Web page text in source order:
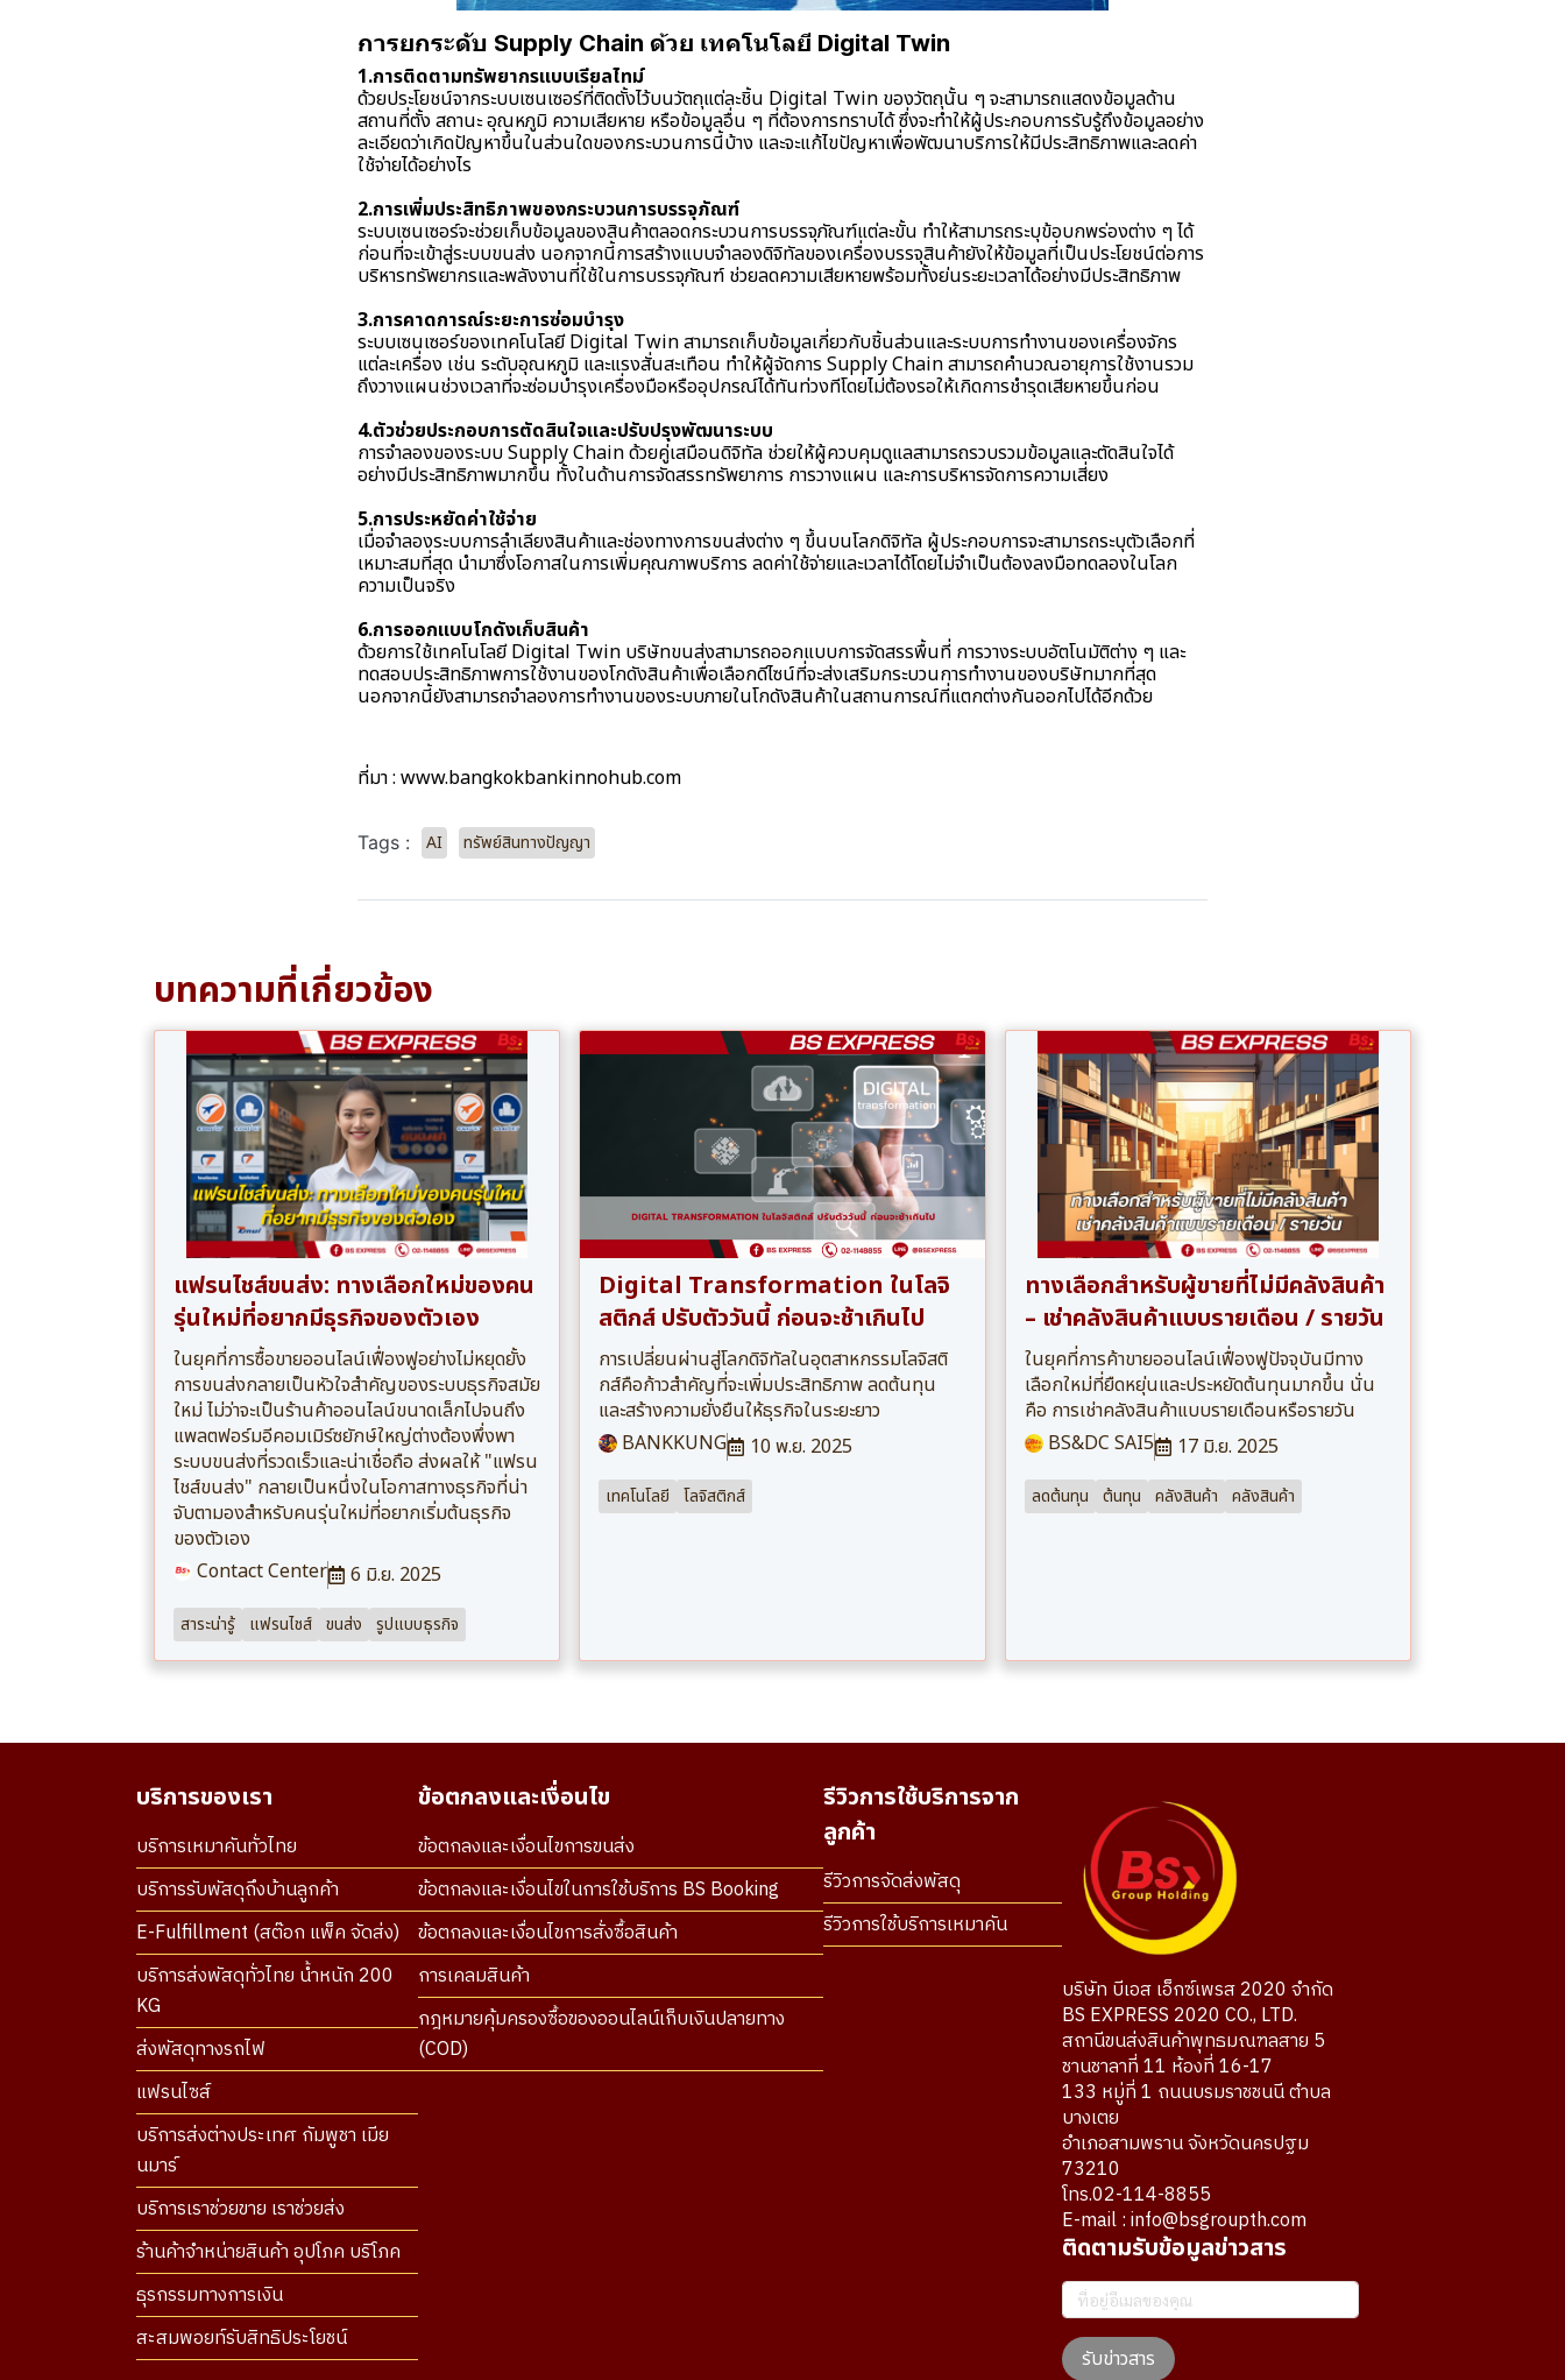
การยกระดับ Supply Chain ด้วย เทคโนโลยี Digital Twin
1.การติดตามทรัพยากรแบบเรียลไทม์
ด้วยประโยชน์จากระบบเซนเซอร์ที่ติดตั้งไว้บนวัตถุแต่ละชิ้น Digital Twin ของวัตถุนั้น ๆ จะสามารถแสดงข้อมูลด้าน
สถานที่ตั้ง สถานะ อุณหภูมิ ความเสียหาย หรือข้อมูลอื่น ๆ ที่ต้องการทราบได้ ซึ่งจะทำให้ผู้ประกอบการรับรู้ถึงข้อมูลอย่าง
ละเอียดว่าเกิดปัญหาขึ้นในส่วนใดของกระบวนการนี้บ้าง และจะแก้ไขปัญหาเพื่อพัฒนาบริการให้มีประสิทธิภาพและลดค่า
ใช้จ่ายได้อย่างไร
2.การเพิ่มประสิทธิภาพของกระบวนการบรรจุภัณฑ์
ระบบเซนเซอร์จะช่วยเก็บข้อมูลของสินค้าตลอดกระบวนการบรรจุภัณฑ์แต่ละขั้น ทำให้สามารถระบุข้อบกพร่องต่าง ๆ ได้
ก่อนที่จะเข้าสู่ระบบขนส่ง นอกจากนี้การสร้างแบบจำลองดิจิทัลของเครื่องบรรจุสินค้ายังให้ข้อมูลที่เป็นประโยชน์ต่อการ
บริหารทรัพยากรและพลังงานที่ใช้ในการบรรจุภัณฑ์ ช่วยลดความเสียหายพร้อมทั้งย่นระยะเวลาได้อย่างมีประสิทธิภาพ
3.การคาดการณ์ระยะการซ่อมบำรุง
ระบบเซนเซอร์ของเทคโนโลยี Digital Twin สามารถเก็บข้อมูลเกี่ยวกับชิ้นส่วนและระบบการทำงานของเครื่องจักร
แต่ละเครื่อง เช่น ระดับอุณหภูมิ และแรงสั่นสะเทือน ทำให้ผู้จัดการ Supply Chain สามารถคำนวณอายุการใช้งานรวม
ถึงวางแผนช่วงเวลาที่จะซ่อมบำรุงเครื่องมือหรืออุปกรณ์ได้ทันท่วงทีโดยไม่ต้องรอให้เกิดการชำรุดเสียหายขึ้นก่อน
4.ตัวช่วยประกอบการตัดสินใจและปรับปรุงพัฒนาระบบ
การจำลองของระบบ Supply Chain ด้วยคู่เสมือนดิจิทัล ช่วยให้ผู้ควบคุมดูแลสามารถรวบรวมข้อมูลและตัดสินใจได้
อย่างมีประสิทธิภาพมากขึ้น ทั้งในด้านการจัดสรรทรัพยาการ การวางแผน และการบริหารจัดการความเสี่ยง
5.การประหยัดค่าใช้จ่าย
เมื่อจำลองระบบการลำเลียงสินค้าและช่องทางการขนส่งต่าง ๆ ขึ้นบนโลกดิจิทัล ผู้ประกอบการจะสามารถระบุตัวเลือกที่
เหมาะสมที่สุด นำมาซึ่งโอกาสในการเพิ่มคุณภาพบริการ ลดค่าใช้จ่ายและเวลาได้โดยไม่จำเป็นต้องลงมือทดลองในโลก
ความเป็นจริง
6.การออกแบบโกดังเก็บสินค้า
ด้วยการใช้เทคโนโลยี Digital Twin บริษัทขนส่งสามารถออกแบบการจัดสรรพื้นที่ การวางระบบอัตโนมัติต่าง ๆ และ
ทดสอบประสิทธิภาพการใช้งานของโกดังสินค้าเพื่อเลือกดีไซน์ที่จะส่งเสริมกระบวนการทำงานของบริษัทมากที่สุด
นอกจากนี้ยังสามารถจำลองการทำงานของระบบภายในโกดังสินค้าในสถานการณ์ที่แตกต่างกันออกไปได้อีกด้วย
ที่มา : www.bangkokbankinnohub.com
Tags : AI ทรัพย์สินทางปัญญา
บทความที่เกี่ยวข้อง
แฟรนไชส์ขนส่ง: ทางเลือกใหม่ของคน
รุ่นใหม่ที่อยากมีธุรกิจของตัวเอง
ในยุคที่การซื้อขายออนไลน์เฟื่องฟูอย่างไม่หยุดยั้ง
การขนส่งกลายเป็นหัวใจสำคัญของระบบธุรกิจสมัย
ใหม่ ไม่ว่าจะเป็นร้านค้าออนไลน์ขนาดเล็กไปจนถึง
แพลตฟอร์มอีคอมเมิร์ซยักษ์ใหญ่ต่างต้องพึ่งพา
ระบบขนส่งที่รวดเร็วและน่าเชื่อถือ ส่งผลให้ "แฟรน
ไชส์ขนส่ง" กลายเป็นหนึ่งในโอกาสทางธุรกิจที่น่า
จับตามองสำหรับคนรุ่นใหม่ที่อยากเริ่มต้นธุรกิจ
ของตัวเอง
Contact Center
6 มิ.ย. 2025
สาระน่ารู้ แฟรนไชส์ ขนส่ง รูปแบบธุรกิจ
Digital Transformation ในโลจิ
สติกส์ ปรับตัววันนี้ ก่อนจะช้าเกินไป
การเปลี่ยนผ่านสู่โลกดิจิทัลในอุตสาหกรรมโลจิสติ
กส์คือก้าวสำคัญที่จะเพิ่มประสิทธิภาพ ลดต้นทุน
และสร้างความยั่งยืนให้ธุรกิจในระยะยาว
BANKKUNG
10 พ.ย. 2025
เทคโนโลยี โลจิสติกส์
ทางเลือกสำหรับผู้ขายที่ไม่มีคลังสินค้า
– เช่าคลังสินค้าแบบรายเดือน / รายวัน
ในยุคที่การค้าขายออนไลน์เฟื่องฟูปัจจุบันมีทาง
เลือกใหม่ที่ยืดหยุ่นและประหยัดต้นทุนมากขึ้น นั่น
คือ การเช่าคลังสินค้าแบบรายเดือนหรือรายวัน
BS&DC SAI5
17 มิ.ย. 2025
ลดต้นทุน ต้นทุน คลังสินค้า คลังสินค้า
บริการของเรา
บริการเหมาคันทั่วไทย
บริการรับพัสดุถึงบ้านลูกค้า
E-Fulfillment (สต๊อก แพ็ค จัดส่ง)
บริการส่งพัสดุทั่วไทย น้ำหนัก 200
KG
ส่งพัสดุทางรถไฟ
แฟรนไซส์
บริการส่งต่างประเทศ กัมพูชา เมีย
นมาร์
บริการเราช่วยขาย เราช่วยส่ง
ร้านค้าจำหน่ายสินค้า อุปโภค บริโภค
ธุรกรรมทางการเงิน
สะสมพอยท์รับสิทธิประโยชน์
ข้อตกลงและเงื่อนไข
ข้อตกลงและเงื่อนไขการขนส่ง
ข้อตกลงและเงื่อนไขในการใช้บริการ BS Booking
ข้อตกลงและเงื่อนไขการสั่งซื้อสินค้า
การเคลมสินค้า
กฎหมายคุ้มครองซื้อของออนไลน์เก็บเงินปลายทาง
(COD)
รีวิวการใช้บริการจาก
ลูกค้า
รีวิวการจัดส่งพัสดุ
รีวิวการใช้บริการเหมาคัน
บริษัท บีเอส เอ็กซ์เพรส 2020 จำกัด
BS EXPRESS 2020 CO., LTD.
สถานีขนส่งสินค้าพุทธมณฑลสาย 5
ชานชาลาที่ 11 ห้องที่ 16-17
133 หมู่ที่ 1 ถนนบรมราชชนนี ตำบล
บางเตย
อำเภอสามพราน จังหวัดนครปฐม
73210
โทร.02-114-8855
E-mail : info@bsgroupth.com
ติดตามรับข้อมูลข่าวสาร
รับข่าวสาร